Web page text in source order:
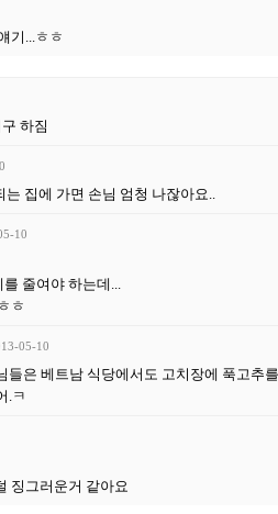
기...ㅎㅎ
하짐
는 집에 가면 손님 엄청 나잖아요..
10
줄여야 하는데...
ㅎ
05-10
들은 베트남 식당에서도 고치장에 푹고추
.ㅋ
징그러운거 같아요